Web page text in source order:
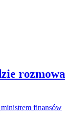
rozmowa